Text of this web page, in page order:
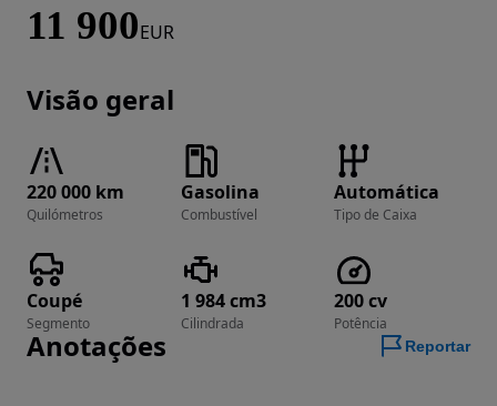
11 900EUR
Visão geral
220 000 km
Quilómetros
Gasolina
Combustível
Automática
Tipo de Caixa
Coupé
Segmento
1 984 cm3
Cilindrada
200 cv
Potência
Anotações Reportar